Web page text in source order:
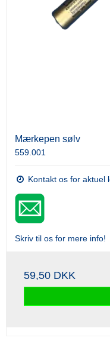
Mærkepen sølv
559.001
Kontakt os for aktuel
Skriv til os for mere info!
59,50 DKK